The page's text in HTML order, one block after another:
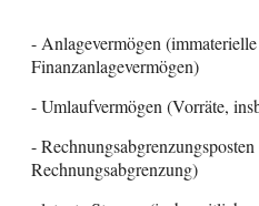
- Anlagevermögen
Finanzanlagevermögen)
- Umlaufvermögen (Vorräte,
-
Rechnungsabgrenzung)